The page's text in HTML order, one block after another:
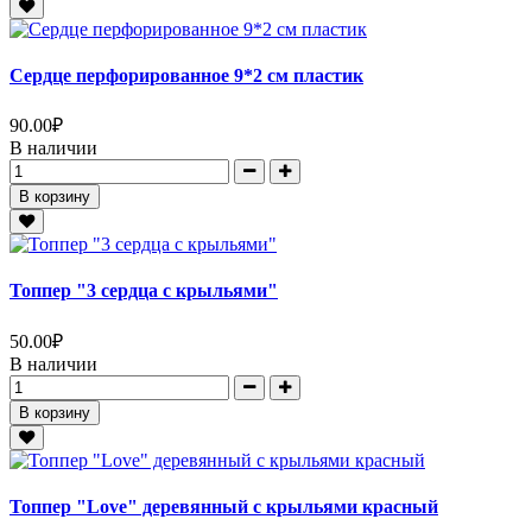
Сердце перфорированное 9*2 см пластик
90.00₽
В наличии
В корзину
Топпер "3 сердца с крыльями"
50.00₽
В наличии
В корзину
Топпер "Love" деревянный с крыльями красный